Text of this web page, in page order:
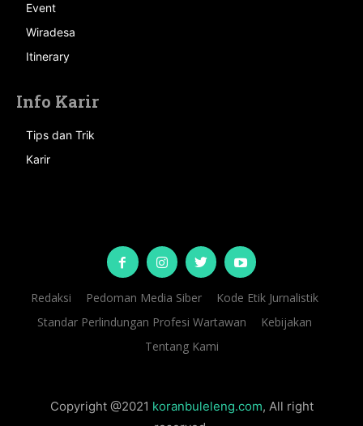
Event
Wiradesa
Itinerary
Info Karir
Tips dan Trik
Karir
Redaksi Pedoman Media Siber
Kode Etik Jurnalistik
Standar Perlindungan Profesi Wartawan
Kebijakan
Tentang Kami
Copyright @2021 koranbuleleng.com, All right